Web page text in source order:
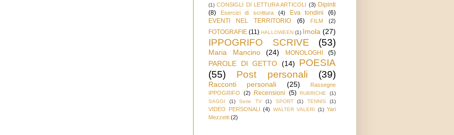
(1) CONSIGLI DI LETTURA ARTICOLI (3) Dipinti
(8)
Esercizi di scrittura (4) Eva tondini
(6)
EVENTI NEL TERRITORIO
(6) FILM (2)
FOTOGRAFIE (11) HALLOWEEN (1) Imola (27)
IPPOGRIFO SCRIVE (53)
Maria Mancino (24) MONOLOGHI (5)
PAROLE DI GETTO (14)
POESIA
(55)
Post personali (39)
Racconti personali (25)
Rassegne
IPPOGRIFO
(2) Recensioni (5) RUBRICHE
(1)
SAGGI
(1) Serie TV (1) SPORT (1) TENNIS (1)
VIDEO PERSONALI (4) WALTER VALERI (1) Yari
Mezzetti (2)